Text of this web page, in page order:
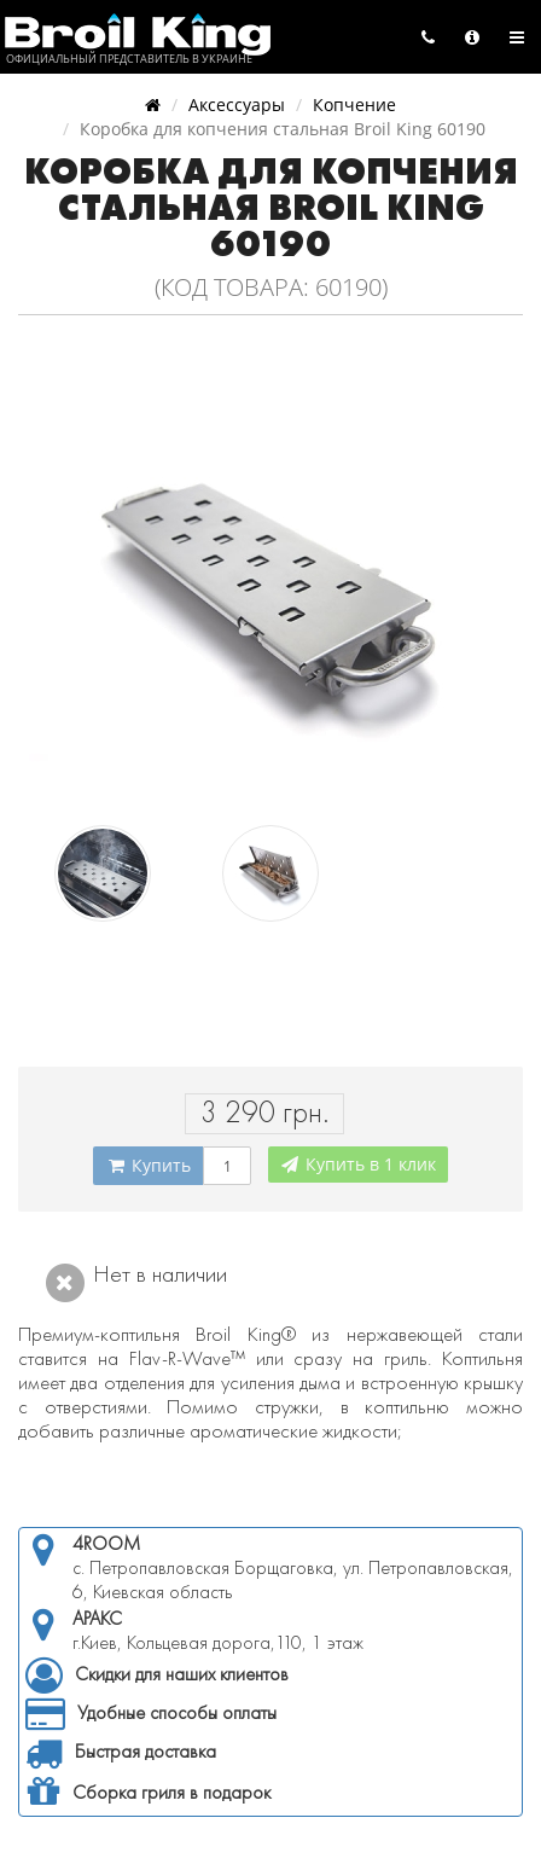
ОФИЦИАЛЬНЫЙ ПРЕДСТАВИТЕЛЬ В УКРАИНЕ
Аксессуары
Копчение
Коробка для копчения стальная Broil King 60190
КОРОБКА ДЛЯ КОПЧЕНИЯ
СТАЛЬНАЯ BROIL KING
60190
(КОД ТОВАРА: 60190)
3 290 грн.
Купить Купить в 1 клик
Нет в наличии
Премиум-коптильня Broil King® из нержавеющей стали
ставится на Flav-R-Wave™ или сразу на гриль. Коптильня
имеет два отделения для усиления дыма и встроенную крышку
с отверстиями. Помимо стружки, в коптильню можно
добавить различные ароматические жидкости;
4ROOM
с. Петропавловская Борщаговка, ул. Петропавловская,
6, Киевская область
АРАКС
г.Киев, Кольцевая дорога,110, 1 этаж
Скидки для наших клиентов
Удобные способы оплаты
Быстрая доставка
Сборка гриля в подарок